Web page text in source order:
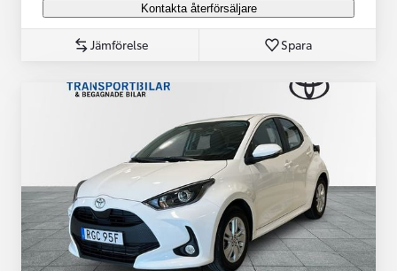
Kontakta återförsäljare
Jämförelse Spara